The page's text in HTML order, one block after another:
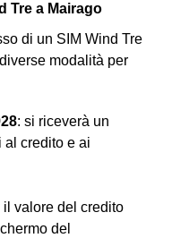
Tre a Mairago
di un SIM Wind Tre
modalità per
: si riceverà un
al credito e ai
il valore del credito
del